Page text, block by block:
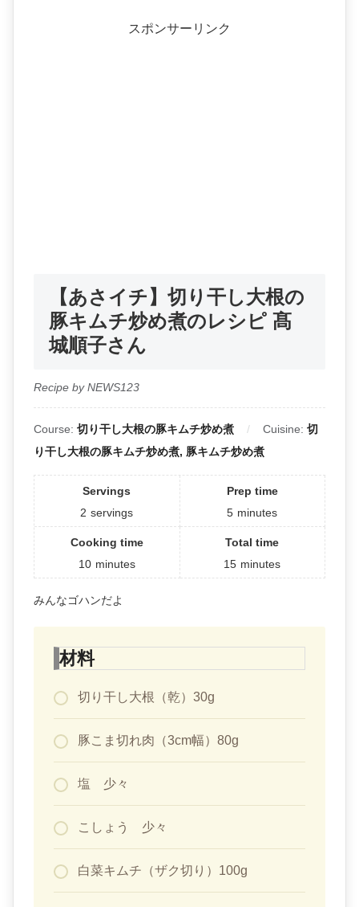
スポンサーリンク
【あさイチ】切り干し大根の
豚キムチ炒め煮のレシピ 髙
城順子さん
Recipe by NEWS123
Course: 切り干し大根の豚キムチ炒め煮 Cuisine: 切
り干し大根の豚キムチ炒め煮, 豚キムチ炒め煮
Servings
2 servings
Prep time
5 minutes
Cooking time
10 minutes
Total time
15 minutes
みんなゴハンだよ
材料
切り干し大根（乾）30g
豚こま切れ肉（3cm幅）80g
塩 少々
こしょう 少々
白菜キムチ（ザク切り）100g